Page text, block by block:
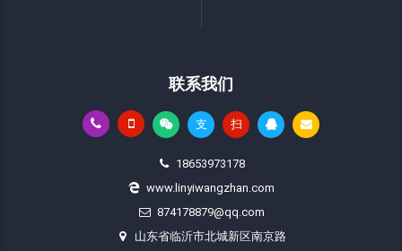
联系我们
支 扫
18653973178
www.linyiwangzhan.com
874178879@qq.com
山东省临沂市北城新区南京路